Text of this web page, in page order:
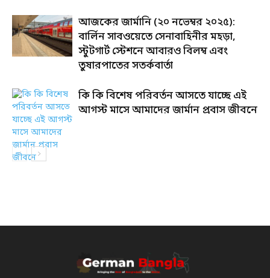
আজকের জার্মানি (২০ নভেম্বর ২০২৫):
বার্লিন সাবওয়েতে সেনাবাহিনীর মহড়া,
স্টুটগার্ট স্টেশনে আবারও বিলম্ব এবং
তুষারপাতের সতর্কবার্তা
কি কি বিশেষ পরিবর্তন আসতে যাচ্ছে এই
আগস্ট মাসে আমাদের জার্মান প্রবাস জীবনে